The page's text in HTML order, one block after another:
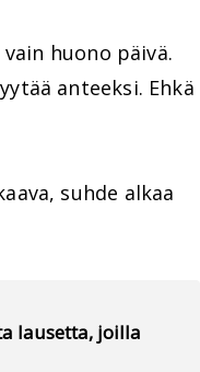
huono päivä.
anteeksi. Ehkä
suhde alkaa
lausetta, joilla